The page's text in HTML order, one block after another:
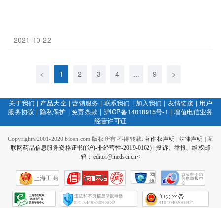
2021-10-22
< 1 2 3 4 ... 9 >
关于我们 | 产品大全|营销服务 | 联系我们 | 加入我们 | 友情链接 | 用户
服务协议 | 隐私保护 |免责条款 | 沪ICP备14018915号-1 |增值电信业务
经营许可证
Copyright©2001-2020 bioon.com 版权所有 不得转载.著作权声明 法律声明
互
联网药品信息服务资格证书((沪)-非经营性-2019-0162)|投诉、举报、维权邮
箱：editor@medsci.cn<
上海工商
网
络
会
征
021-54485309-8082 31010402000321